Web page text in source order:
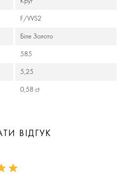
F/VVS2
Біле Золото
585
5,25
0,58 ct
ВІДГУК